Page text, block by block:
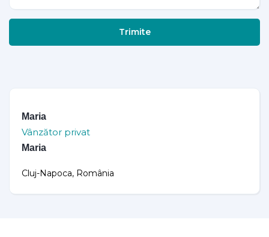
Trimite
Maria
Vânzător privat
Maria
Cluj-Napoca, România